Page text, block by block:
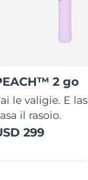
2 go
le valigie. E
il rasoio.
299